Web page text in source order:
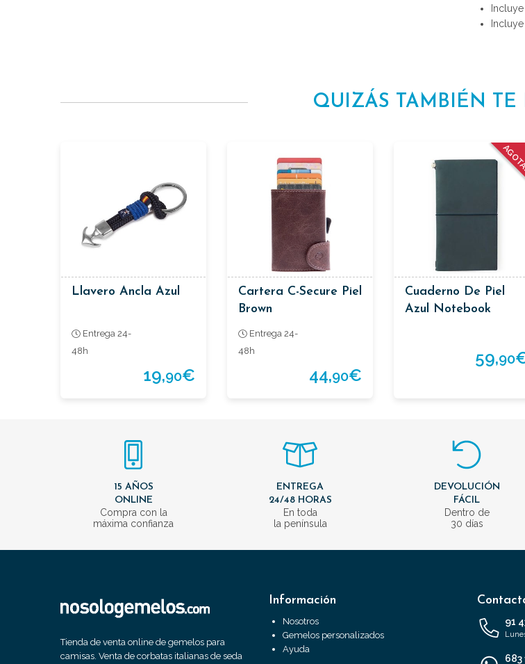
QUIZÁS TAMBIÉN TE
Llavero Ancla Azul
Entrega 24-
48h
19,90€
Cartera C-Secure Piel
Brown
Entrega 24-
48h
44,90€
Cuaderno De Piel
Azul Notebook
59,90
15 AÑOS
ONLINE
Compra con la
máxima confianza
ENTREGA
24/48 HORAS
En toda
la península
DEVOLUCIÓN
FÁCIL
Dentro de
30 días
Tienda de venta online de gemelos para
camisas. Venta de corbatas italianas de seda
Información
Nosotros
Gemelos personalizados
Ayuda
91
683